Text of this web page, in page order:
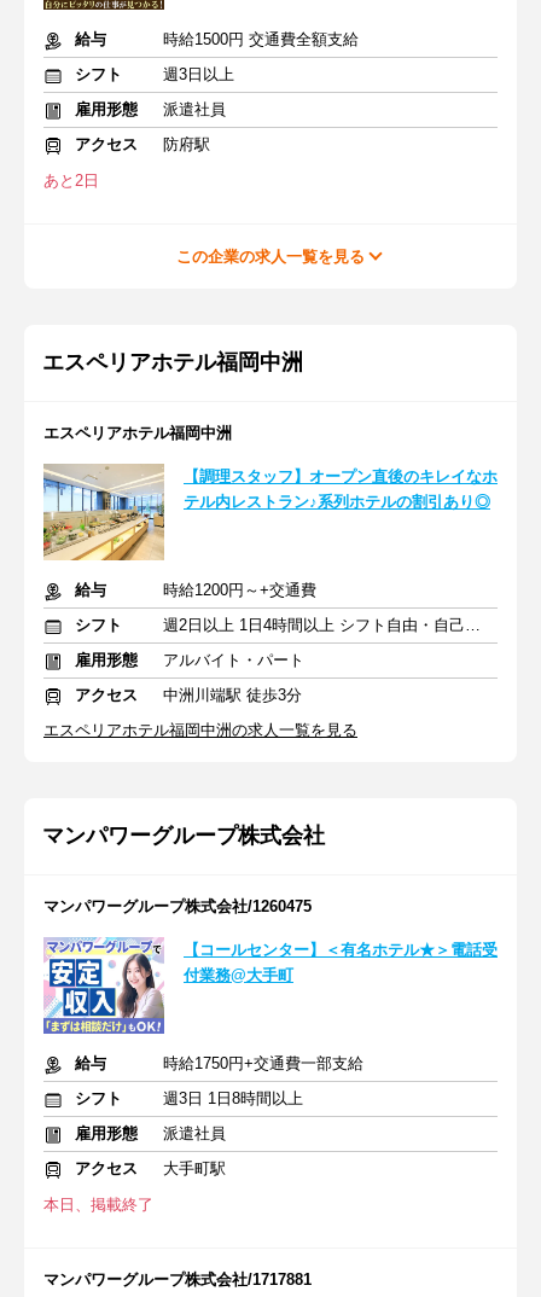
給与
時給1500円 交通費全額支給
シフト
週3日以上
雇用形態
派遣社員
アクセス
防府駅
あと2日
この企業の求人一覧を見る
エスペリアホテル福岡中洲
エスペリアホテル福岡中洲
【調理スタッフ】オープン直後のキレイなホ
テル内レストラン♪系列ホテルの割引あり◎
給与
時給1200円～+交通費
シフト
週2日以上 1日4時間以上 シフト自由・自己申告
雇用形態
アルバイト・パート
アクセス
中洲川端駅 徒歩3分
エスペリアホテル福岡中洲の求人一覧を見る
マンパワーグループ株式会社
マンパワーグループ株式会社/1260475
【コールセンター】＜有名ホテル★＞電話受
付業務@大手町
給与
時給1750円+交通費一部支給
シフト
週3日 1日8時間以上
雇用形態
派遣社員
アクセス
大手町駅
本日、掲載終了
マンパワーグループ株式会社/1717881